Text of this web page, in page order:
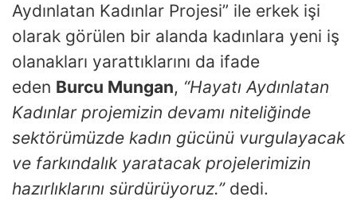
Aydınlatan Kadınlar Projesi” ile erkek işi
olarak görülen bir alanda kadınlara yeni iş
olanakları yarattıklarını da ifade
eden Burcu Mungan, “Hayatı Aydınlatan
Kadınlar projemizin devamı niteliğinde
sektörümüzde kadın gücünü vurgulayacak
ve farkındalık yaratacak projelerimizin
hazırlıklarını sürdürüyoruz.”dedi.